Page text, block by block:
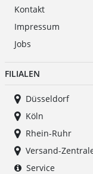
Kontakt
Impressum
Jobs
FILIALEN
Düsseldorf
Köln
Rhein-Ruhr
Versand-
Service